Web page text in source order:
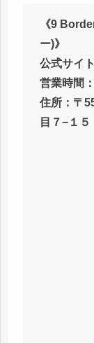
《9
ー)》
公式サイト
営業時間
住所：〒
目７−１５